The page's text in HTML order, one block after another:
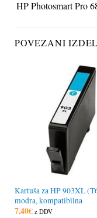
HP Photosmart Pro
POVEZANI
Kartuša za HP 903XL
modra, kompatibilna
7,40€ z DDV